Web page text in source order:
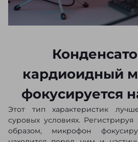
кардиоидный
фокусируется
Этот тип характеристик
суровых условиях.
образом, микрофон